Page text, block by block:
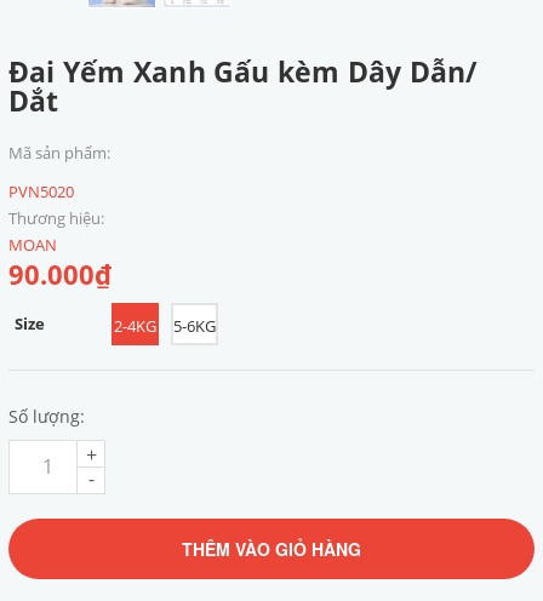
Đai Yếm Xanh Gấu kèm Dây Dẫn/
Dắt
Mã sản phẩm:
PVN5020
Thương hiệu:
MOAN
90.000₫
Size 2-4KG 5-6KG
Số lượng:
-
+
THÊM VÀO GIỎ HÀNG